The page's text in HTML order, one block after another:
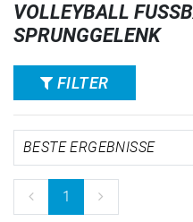
VOLLEYBALL
PRUNGGELENK
FILTER
1